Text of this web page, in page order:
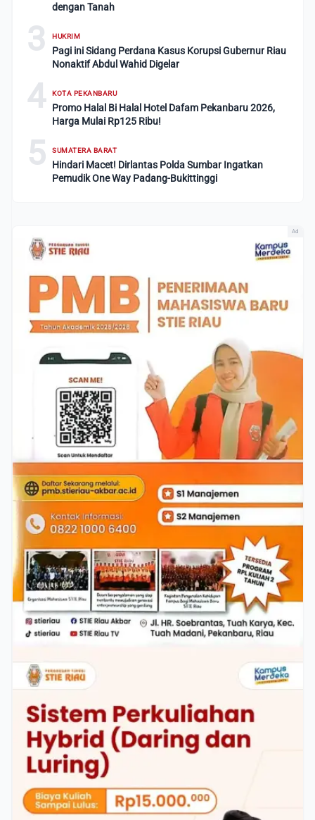
dengan Tanah
3 HUKRIM
Pagi ini Sidang Perdana Kasus Korupsi Gubernur Riau
Nonaktif Abdul Wahid Digelar
4 KOTA PEKANBARU
Promo Halal Bi Halal Hotel Dafam Pekanbaru 2026,
Harga Mulai Rp125 Ribu!
5 SUMATERA BARAT
Hindari Macet! Dirlantas Polda Sumbar Ingatkan
Pemudik One Way Padang-Bukittinggi
Ad